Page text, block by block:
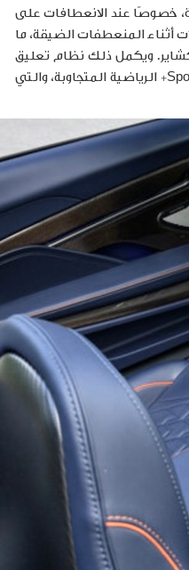
خصوصًا عند الانعطافات على
أثناء المنعطفات الضيقة، ما
ويكمل ذلك نظام تعليق
الرياضية المتجاوبة، والتي